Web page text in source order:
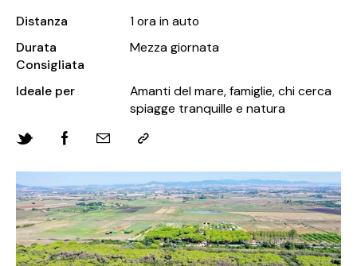
Distanza
1 ora in auto
Durata
Consigliata
Mezza giornata
Ideale per
Amanti del mare, famiglie, chi cerca
spiagge tranquille e natura